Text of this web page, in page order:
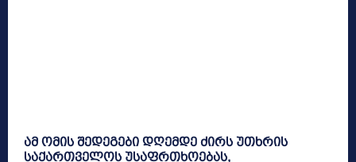
ამ ომის შედეგები დღემდე ძირს უთხრის
საქართველოს უსაფრთხოებას,